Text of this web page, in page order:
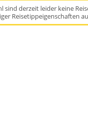
sind derzeit leider keine
Reisetippeigenschaften